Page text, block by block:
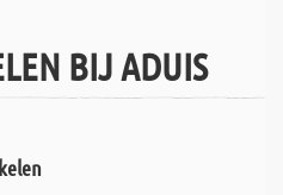
BIJ ADUIS